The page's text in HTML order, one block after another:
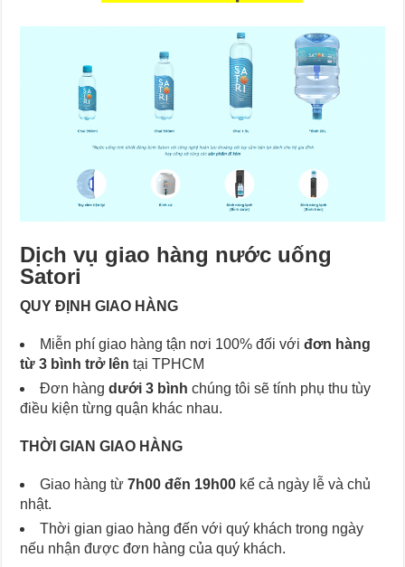
Dịch vụ giao hàng nước uống
Satori
QUY ĐỊNH GIAO HÀNG
Miễn phí giao hàng tận nơi 100% đối vớiđơn hàng
từ 3 bình trở lên tại TPHCM
Đơn hàngdưới 3 bình chúng tôi sẽ tính phụ thu tùy
điều kiện từng quận khác nhau.
THỜI GIAN GIAO HÀNG
Giao hàng từ7h00 đến 19h00 kể cả ngày lễ và chủ
nhật.
Thời gian giao hàng đến với quý khách trong ngày
nếu nhận được đơn hàng của quý khách.